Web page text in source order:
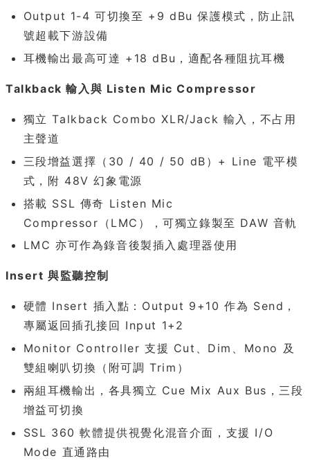
Output 1-4 可切換至 +9 dBu 保護模式，防止訊
號超載下游設備
耳機輸出最高可達 +18 dBu，適配各種阻抗耳機
Talkback 輸入與 Listen Mic Compressor
獨立 Talkback Combo XLR/Jack 輸入，不占用
主聲道
三段增益選擇（30 / 40 / 50 dB）+ Line 電平模
式，附 48V 幻象電源
搭載 SSL 傳奇 Listen Mic
Compressor（LMC），可獨立錄製至 DAW 音軌
LMC 亦可作為錄音後製插入處理器使用
Insert 與監聽控制
硬體 Insert 插入點：Output 9+10 作為 Send，
專屬返回插孔接回 Input 1+2
Monitor Controller 支援 Cut、Dim、Mono 及
雙組喇叭切換（附可調 Trim）
兩組耳機輸出，各具獨立 Cue Mix Aux Bus，三段
增益可切換
SSL 360 軟體提供視覺化混音介面，支援 I/O
Mode 直通路由